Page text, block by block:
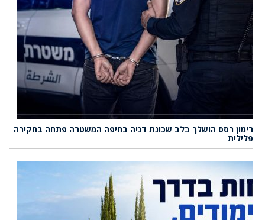
רימון רסס הושלך בלב שכונת דניה בחיפה המשטרה פתחה בחקירה
פלילית